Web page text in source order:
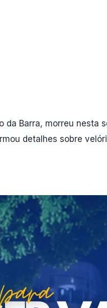
Barra, morreu nesta
detalhes sobre